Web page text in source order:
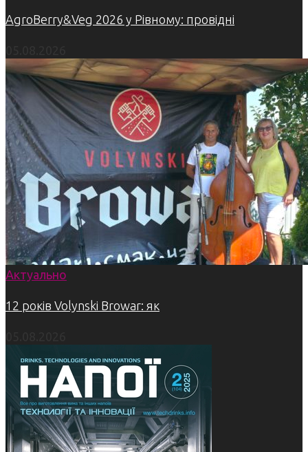
AgroBerry&Veg 2026 у Рівному: провідні
Актуально
12 років Volynski Browar: як